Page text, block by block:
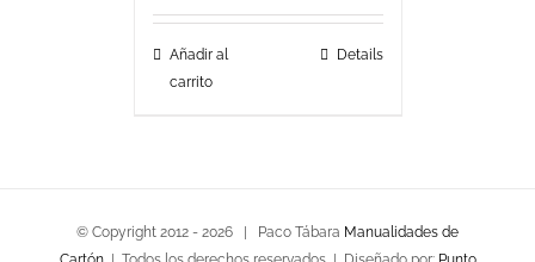
Añadir al
carrito
Details
© Copyright 2012 - 2026 | Paco Tábara Manualidades de